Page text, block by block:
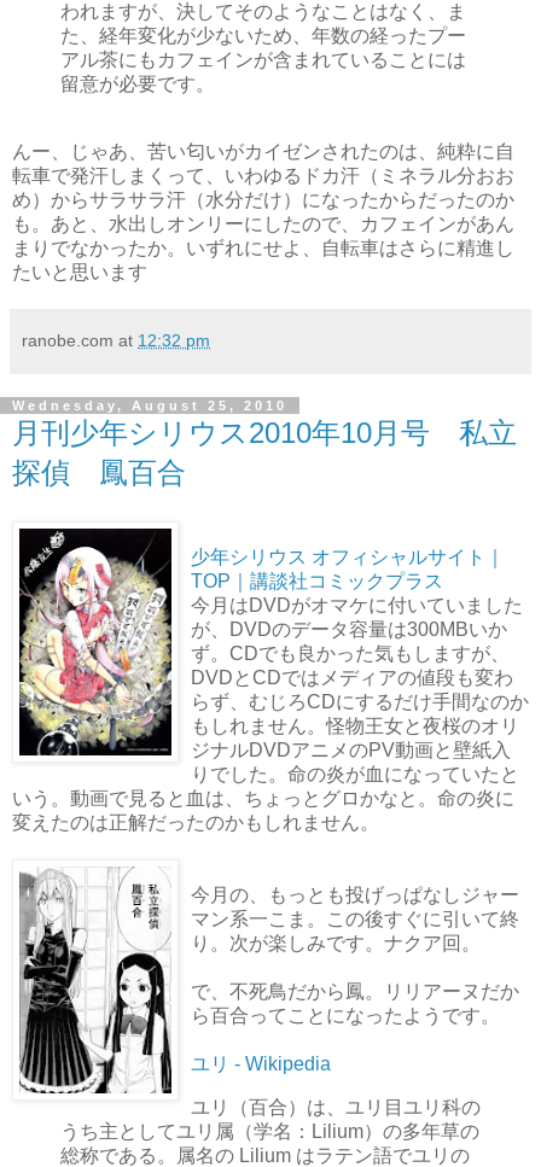
われますが、決してそのようなことはなく、ま
た、経年変化が少ないため、年数の経ったプー
アル茶にもカフェインが含まれていることには
留意が必要です。
んー、じゃあ、苦い匂いがカイゼンされたのは、純粋に自
転車で発汗しまくって、いわゆるドカ汗（ミネラル分おお
め）からサラサラ汗（水分だけ）になったからだったのか
も。あと、水出しオンリーにしたので、カフェインがあん
まりでなかったか。いずれにせよ、自転車はさらに精進し
たいと思います
ranobe.com at 12:32 pm
Wednesday, August 25, 2010
月刊少年シリウス2010年10月号 私立
探偵 鳳百合
少年シリウス オフィシャルサイト｜
TOP｜講談社コミックプラス
今月はDVDがオマケに付いていました
が、DVDのデータ容量は300MBいか
ず。CDでも良かった気もしますが、
DVDとCDではメディアの値段も変わ
らず、むじろCDにするだけ手間なのか
もしれません。怪物王女と夜桜のオリ
ジナルDVDアニメのPV動画と壁紙入
りでした。命の炎が血になっていたと
いう。動画で見ると血は、ちょっとグロかなと。命の炎に
変えたのは正解だったのかもしれません。
今月の、もっとも投げっぱなしジャー
マン系一こま。この後すぐに引いて終
り。次が楽しみです。ナクア回。
で、不死鳥だから鳳。リリアーヌだか
ら百合ってことになったようです。
ユリ - Wikipedia
ユリ（百合）は、ユリ目ユリ科の
うち主としてユリ属（学名：Lilium）の多年草の
総称である。属名の Lilium はラテン語でユリの